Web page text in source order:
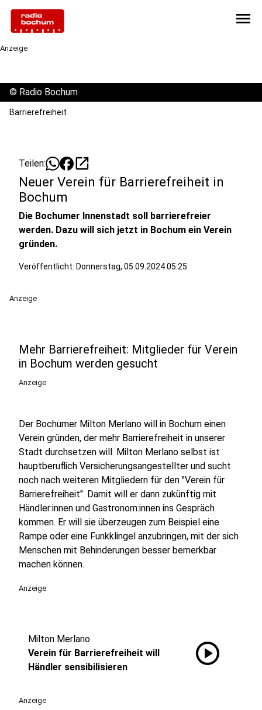
menu
Anzeige
© Radio Bochum
Barrierefreiheit
Teilen: open_in_new
Neuer Verein für Barrierefreiheit in
Bochum
Die Bochumer Innenstadt soll barrierefreier
werden. Dazu will sich jetzt in Bochum ein Verein
gründen.
Veröffentlicht: Donnerstag, 05.09.2024 05:25
Anzeige
Mehr Barrierefreiheit: Mitglieder für Verein
in Bochum werden gesucht
Anzeige
Der Bochumer Milton Merlano will in Bochum einen
Verein gründen, der mehr Barrierefreiheit in unserer
Stadt durchsetzen will. Milton Merlano selbst ist
hauptberuflich Versicherungsangestellter und sucht
noch nach weiteren Mitgliedern für den "Verein für
Barrierefreiheit". Damit will er dann zukünftig mit
Händler:innen und Gastronom:innen ins Gespräch
kommen. Er will sie überzeugen zum Beispiel eine
Rampe oder eine Funkklingel anzubringen, mit der sich
Menschen mit Behinderungen besser bemerkbar
machen können.
Anzeige
Milton Merlano
Verein für Barrierefreiheit will
Händler sensibilisieren
play_circle
Anzeige